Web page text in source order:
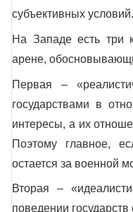
субъективных условий.
На Западе есть три
арене,
Первая –
государствами в
интересы, а их
Поэтому главное,
остается за военной
Вторая –
поведении